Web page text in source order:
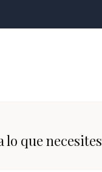
lo que necesites